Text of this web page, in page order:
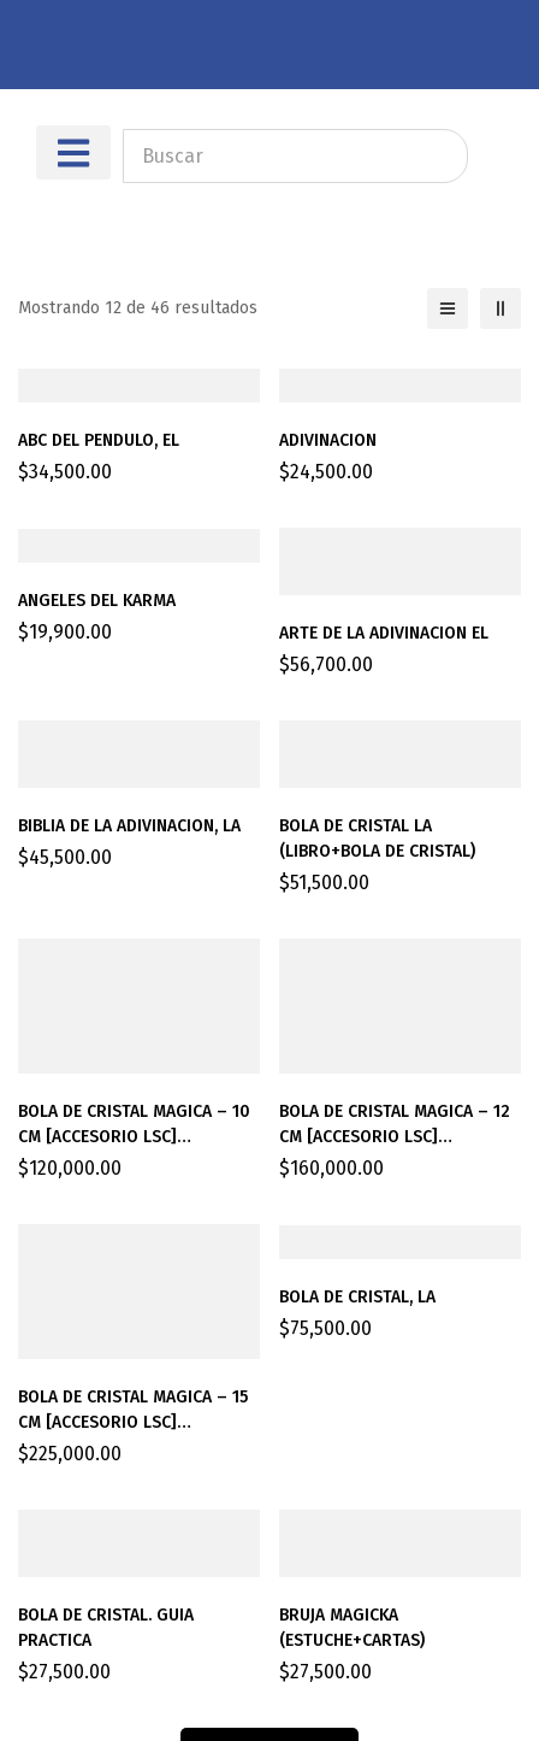
Mostrando 12 de 46 resultados
ABC DEL PENDULO, EL
$34,500.00
ADIVINACION
$24,500.00
ANGELES DEL KARMA
$19,900.00 ARTE DE LA ADIVINACION EL
$56,700.00
BIBLIA DE LA ADIVINACION, LA
$45,500.00
BOLA DE CRISTAL LA
(LIBRO+BOLA DE CRISTAL)
$51,500.00
BOLA DE CRISTAL MAGICA – 10
CM [ACCESORIO LSC]
DIAMETRO [ACCESORIO LSC]
$120,000.00
BOLA DE CRISTAL MAGICA – 12
CM [ACCESORIO LSC]
DIAMETRO [ACCESORIO LSC]
$160,000.00
BOLA DE CRISTAL MAGICA – 15
CM [ACCESORIO LSC]
DIAMETRO [ACCESORIO LSC]
$225,000.00
BOLA DE CRISTAL, LA
$75,500.00
BOLA DE CRISTAL. GUIA
PRACTICA
$27,500.00
BRUJA MAGICKA
(ESTUCHE+CARTAS)
$27,500.00